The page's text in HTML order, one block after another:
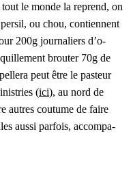
le monde la reprend, on
ou chou, contiennent
200g jour­na­liers d’o­
brou­ter 70g de
peut être le pas­teur
(ici), au nord de
autres cou­tume de faire
aus­si par­fois, accom­pa­